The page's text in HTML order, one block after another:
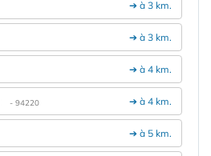
➔ à 3 km.
➔ à 3 km.
➔ à 4 km.
➔ à 4 km.
- 94220
➔ à 5 km.